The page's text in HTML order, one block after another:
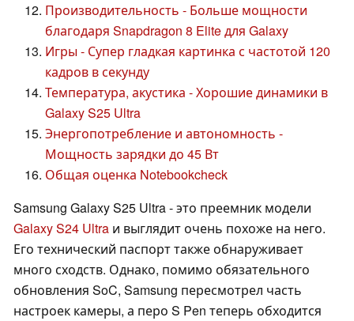
Производительность - Больше мощности
благодаря Snapdragon 8 Elite для Galaxy
Игры - Супер гладкая картинка с частотой 120
кадров в секунду
Температура, акустика - Хорошие динамики в
Galaxy S25 Ultra
Энергопотребление и автономность -
Мощность зарядки до 45 Вт
Общая оценка Notebookcheck
Samsung Galaxy S25 Ultra - это преемник модели
Galaxy S24 Ultra и выглядит очень похоже на него.
Его технический паспорт также обнаруживает
много сходств. Однако, помимо обязательного
обновления SoC, Samsung пересмотрел часть
настроек камеры, а перо S Pen теперь обходится